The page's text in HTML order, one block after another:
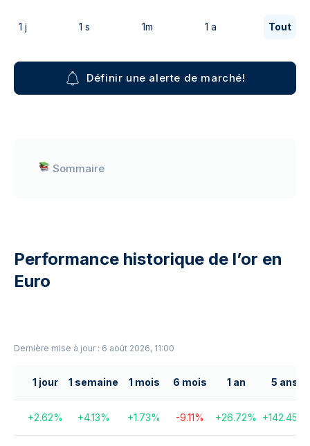
1 j 1 s 1m 1 a Tout
Définir une alerte de marché!
Sommaire
Performance historique de l’or en
Euro
Dernière mise à jour : 6 août 2026, 11:00
1 jour 1 semaine 1 mois 6 mois 1 an 5 ans
+2.62% +4.13% +1.73% -9.11% +26.72% +142.45